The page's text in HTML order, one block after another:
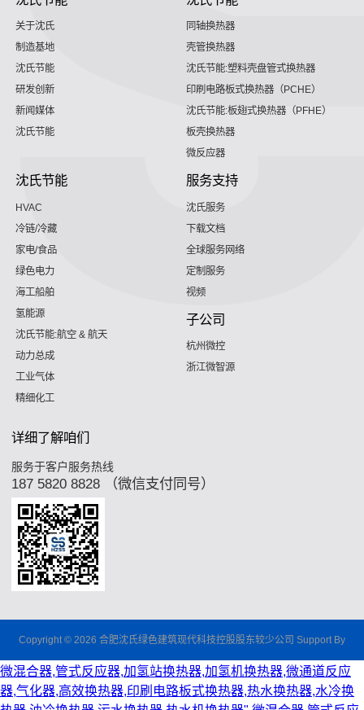
关于沈氏
制造基地
沈氏节能
研发创新
新闻媒体
沈氏节能
同轴换热器
壳管换热器
沈氏节能:塑料壳盘管式换热器
印刷电路板式换热器（PCHE）
沈氏节能:板翅式换热器（PFHE）
板壳换热器
微反应器
沈氏节能
HVAC
冷链/冷藏
家电/食品
绿色电力
海工船舶
氢能源
沈氏节能:航空 & 航天
动力总成
工业气体
精细化工
服务支持
沈氏服务
下载文档
全球服务网络
定制服务
视频
子公司
杭州微控
浙江微智源
详细了解咱们
服务于客户服务热线
187 5820 8828 （微信支付同号）
Copyright © 2026 合肥沈氏绿色建筑现代科技控股股东较少公司 Support By
微混合器,管式反应器,加氢站换热器,加氢机换热器,微通道反应
器,气化器,高效换热器,印刷电路板式换热器,热水换热器,水冷换